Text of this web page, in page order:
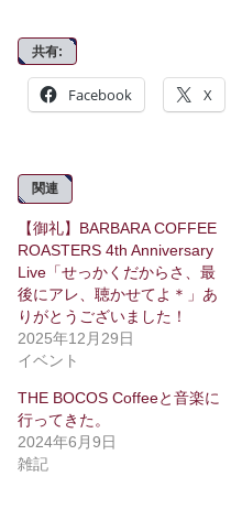
共有:
Facebook X
関連
【御礼】BARBARA COFFEE
ROASTERS 4th Anniversary
Live「せっかくだからさ、最
後にアレ、聴かせてよ＊」あ
りがとうございました！
2025年12月29日
イベント
THE BOCOS Coffeeと音楽に
行ってきた。
2024年6月9日
雑記